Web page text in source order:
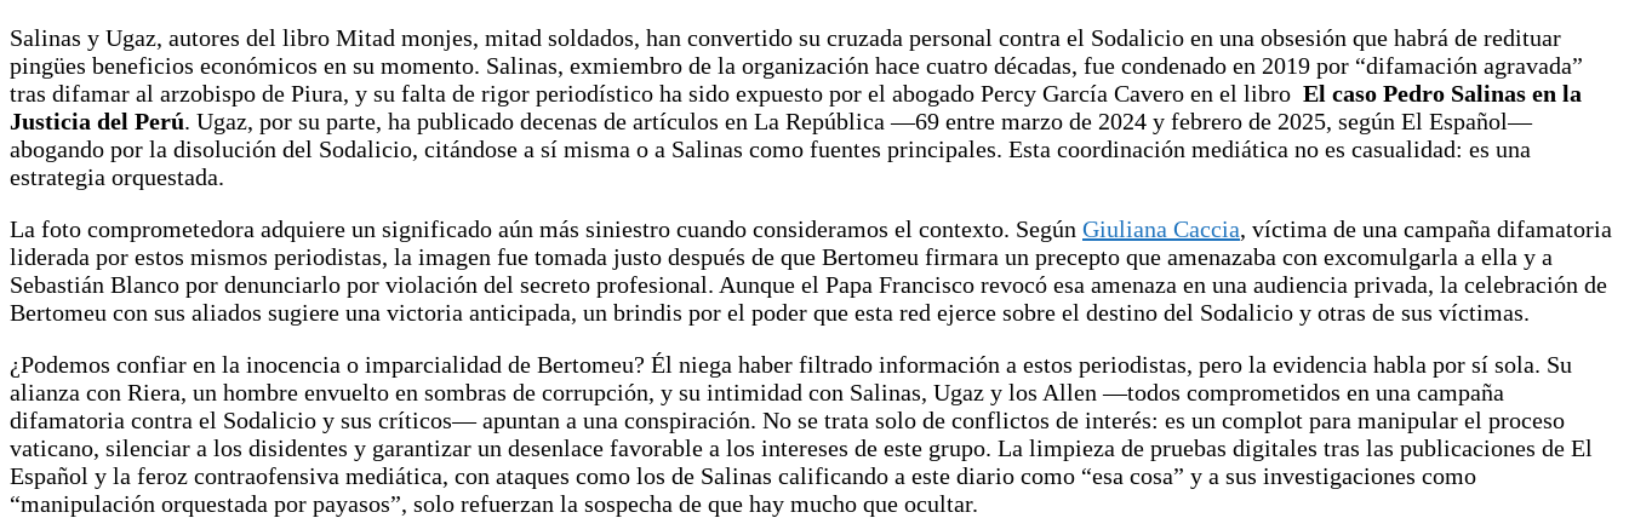
Salinas y Ugaz, autores del libro Mitad monjes, mitad soldados, han convertido su cruzada personal contra el Sodalicio en una obsesión que habrá de redituar
pingües beneficios económicos en su momento. Salinas, exmiembro de la organización hace cuatro décadas, fue condenado en 2019 por “difamación agravada”
tras difamar al arzobispo de Piura, y su falta de rigor periodístico ha sido expuesto por el abogado Percy García Cavero en el libro El caso Pedro Salinas en la
Justicia del Perú. Ugaz, por su parte, ha publicado decenas de artículos en La República —69 entre marzo de 2024 y febrero de 2025, según El Español—
abogando por la disolución del Sodalicio, citándose a sí misma o a Salinas como fuentes principales. Esta coordinación mediática no es casualidad: es una
estrategia orquestada.
La foto comprometedora adquiere un significado aún más siniestro cuando consideramos el contexto. Según Giuliana Caccia, víctima de una campaña difamatoria
liderada por estos mismos periodistas, la imagen fue tomada justo después de que Bertomeu firmara un precepto que amenazaba con excomulgarla a ella y a
Sebastián Blanco por denunciarlo por violación del secreto profesional. Aunque el Papa Francisco revocó esa amenaza en una audiencia privada, la celebración de
Bertomeu con sus aliados sugiere una victoria anticipada, un brindis por el poder que esta red ejerce sobre el destino del Sodalicio y otras de sus víctimas.
¿Podemos confiar en la inocencia o imparcialidad de Bertomeu? Él niega haber filtrado información a estos periodistas, pero la evidencia habla por sí sola. Su
alianza con Riera, un hombre envuelto en sombras de corrupción, y su intimidad con Salinas, Ugaz y los Allen —todos comprometidos en una campaña
difamatoria contra el Sodalicio y sus críticos— apuntan a una conspiración. No se trata solo de conflictos de interés: es un complot para manipular el proceso
vaticano, silenciar a los disidentes y garantizar un desenlace favorable a los intereses de este grupo. La limpieza de pruebas digitales tras las publicaciones de El
Español y la feroz contraofensiva mediática, con ataques como los de Salinas calificando a este diario como “esa cosa” y a sus investigaciones como
“manipulación orquestada por payasos”, solo refuerzan la sospecha de que hay mucho que ocultar.